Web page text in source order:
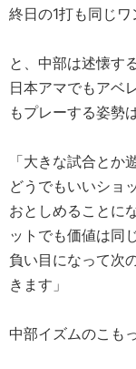
終日の1打も同じワ
と、中部は述懐す
日本アマでもアベ
もプレーする姿勢
「大きな試合と
どうでもいいショ
おとしめることに
ットでも価値は同
負い目になって次
きます」
中部イズムのこも